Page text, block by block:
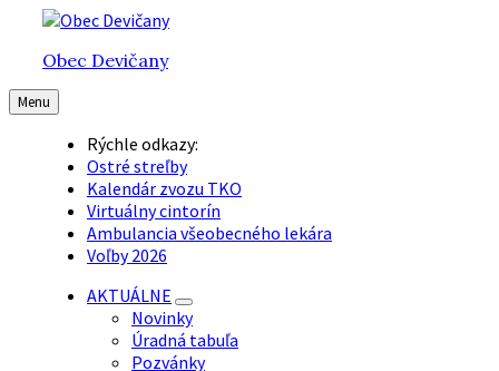
Preskočiť
obsah
Preskočiť
hlavnú
navigáciu
Preskočiť
pätičkuObec Devičany
Menu
Rýchle odkazy:
Ostré streľby
Kalendár zvozu TKO
Virtuálny cintorín
Ambulancia všeobecného lekára
Voľby 2026
AKTUÁLNE
Novinky
Úradná tabuľa
Pozvánky